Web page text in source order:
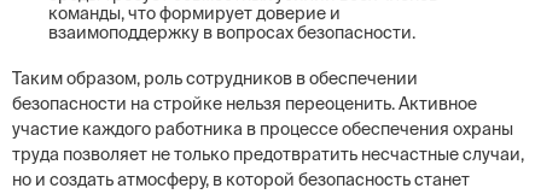
команды, что формирует доверие и
взаимоподдержку в вопросах безопасности.
Таким образом, роль сотрудников в обеспечении
безопасности на стройке нельзя переоценить. Активное
участие каждого работника в процессе обеспечения охраны
труда позволяет не только предотвратить несчастные случаи,
но и создать атмосферу, в которой безопасность станет